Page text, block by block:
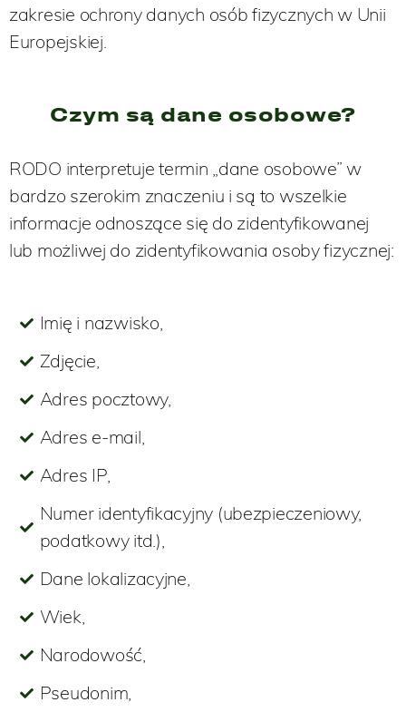
zakresie ochrony danych osób fizycznych w Unii
Europejskiej.
Czym są dane osobowe?
RODO interpretuje termin „dane osobowe” w
bardzo szerokim znaczeniu i są to wszelkie
informacje odnoszące się do zidentyfikowanej
lub możliwej do zidentyfikowania osoby fizycznej:
Imię i nazwisko,
Zdjęcie,
Adres pocztowy,
Adres e-mail,
Adres IP,
Numer identyfikacyjny (ubezpieczeniowy,
podatkowy itd.),
Dane lokalizacyjne,
Wiek,
Narodowość,
Pseudonim,